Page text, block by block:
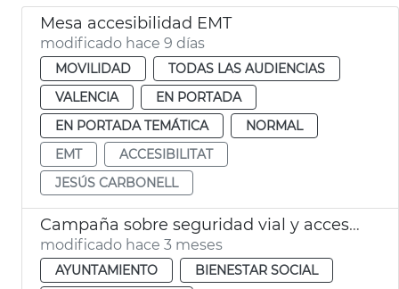
Mesa accesibilidad EMT
modificado hace 9 días
MOVILIDAD
TODAS LAS AUDIENCIAS
VALENCIA
EN PORTADA
EN PORTADA TEMÁTICA
NORMAL
EMT
ACCESIBILITAT
JESÚS CARBONELL
Campaña sobre seguridad vial y accesibilidad universal
modificado hace 3 meses
AYUNTAMIENTO
BIENESTAR SOCIAL